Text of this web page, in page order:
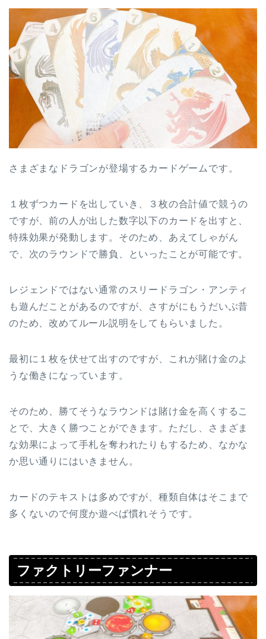
さまざまなドラゴンが登場するカードゲームです。
１枚ずつカードを出していき、３枚の合計値で競うの
ですが、前の人が出した数字以下のカードを出すと、
特殊効果が発動します。そのため、あえてしゃがん
で、次のラウンドで勝負、といったことが可能です。
レジェンドではない通常のスリードラゴン・アンティ
も遊んだことがあるのですが、さすがにもうだいぶ昔
のため、改めてルール説明をしてもらいました。
最初に１枚を伏せて出すのですが、これが賭け金のよ
うな働きになっています。
そのため、勝てそうなラウンドは賭け金を高くするこ
とで、大きく勝つことができます。ただし、さまざま
な効果によって手札を奪われたりもするため、なかな
か思い通りにはいきません。
カードのテキストは多めですが、種類自体はそこまで
多くないので何度か遊べば慣れそうです。
ファクトリーファンナー